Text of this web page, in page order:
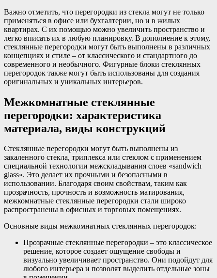
Важно отметить, что перегородки из стекла могут не только
применяться в офисе или бухгалтерии, но и в жилых
квартирах. С их помощью можно увеличить пространство и
легко вписать их в любую планировку. В дополнение к этому,
стеклянные перегородки могут быть выполнены в различных
концепциях и стиле – от классического и стандартного до
современного и необычного. Фигурные блоки стеклянных
перегородок также могут быть использованы для создания
оригинальных и уникальных интерьеров.
Межкомнатные стеклянные
перегородки: характеристика
материала, виды конструкций
Стеклянные перегородки могут быть выполнены из
закаленного стекла, триплекса или стеклом с применением
специальной технологии межскладывания слоев «sandwich
glass». Это делает их прочными и безопасными в
использовании. Благодаря своим свойствам, таким как
прозрачность, прочность и возможность матирования,
межкомнатные стеклянные перегородки стали широко
распространены в офисных и торговых помещениях.
Основные виды межкомнатных стеклянных перегородок:
Прозрачные стеклянные перегородки – это классическое
решение, которое создает ощущение свободы и
визуально увеличивает пространство. Они подойдут для
любого интерьера и позволят выделить отдельные зоны